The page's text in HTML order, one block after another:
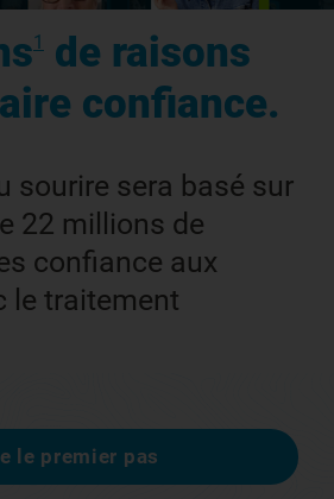
1
de raisons
confiance.
sourire sera basé sur
22 millions de
confiance aux
le traitement
le premier pas